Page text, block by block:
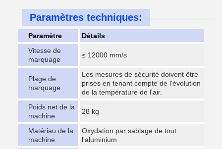
Paramètres techniques:
Paramètre
Détails
Vitesse de
marquage
≤ 12000 mm/s
Plage de
marquage
Les mesures de sécurité doivent être
prises en tenant compte de l'évolution
de la température de l'air.
Poids net de la
machine
28 kg
Matériau de la
machine
Oxydation par sablage de tout
l'aluminium